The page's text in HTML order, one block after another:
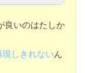
良いのはたしか
しきれないん